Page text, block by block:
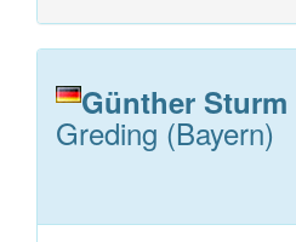
Günther Sturm
Greding (Bayern)